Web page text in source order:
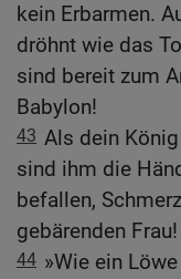
kein Erbarmen.
dröhnt wie das
sind bereit zum
Babylon!
43 Als dein
sind ihm die
befallen,
gebärenden Frau!
44 »Wie ein